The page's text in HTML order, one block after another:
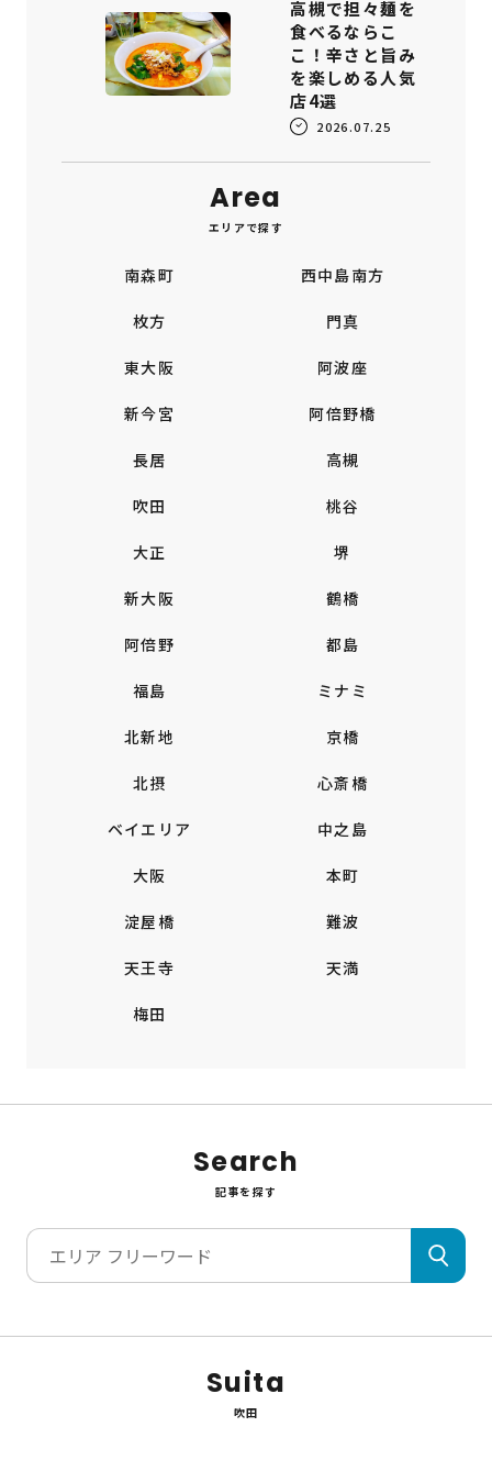
高槻で担々麺を
食べるならこ
こ！辛さと旨み
を楽しめる人気
店4選
2026.07.25
Area
エリアで探す
南森町 西中島南方
枚方 門真
東大阪 阿波座
新今宮 阿倍野橋
長居 高槻
吹田 桃谷
大正 堺
新大阪 鶴橋
阿倍野 都島
福島 ミナミ
北新地 京橋
北摂 心斎橋
ベイエリア 中之島
大阪 本町
淀屋橋 難波
天王寺 天満
梅田
Search
記事を探す
Suita
吹田